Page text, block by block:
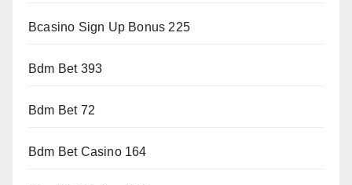
Bcasino Sign Up Bonus 225
Bdm Bet 393
Bdm Bet 72
Bdm Bet Casino 164